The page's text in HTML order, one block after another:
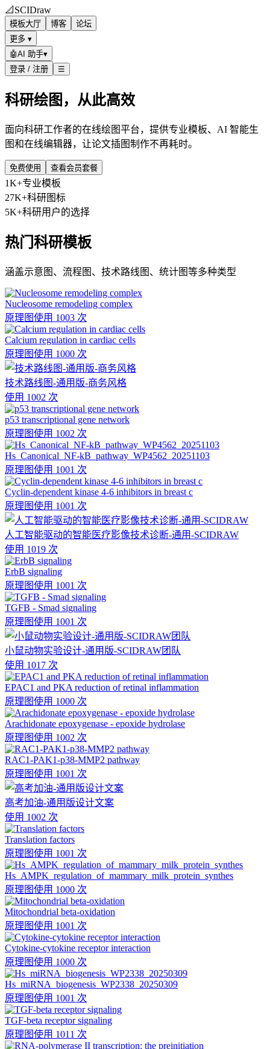
📐 SCIDraw
模板大厅 博客
论坛
更多 ▾
🤖AI 助手▾
登录 / 注册
☰
科研绘图，从此高效
面向科研工作者的在线绘图平台，提供专业模板、AI 智能生
图和在线编辑器，让论文插图制作不再耗时。
免费使用 查看会员套餐
1K+专业模板
27K+科研图标
5K+科研用户的选择
热门科研模板
涵盖示意图、流程图、技术路线图、统计图等多种类型
Nucleosome remodeling complex
原理图使用 1003 次
Calcium regulation in cardiac cells
原理图使用 1000 次
技术路线图-通用版-商务风格
使用 1002 次
p53 transcriptional gene network
原理图使用 1002 次
Hs_Canonical_NF-kB_pathway_WP4562_20251103
原理图使用 1001 次
Cyclin-dependent kinase 4-6 inhibitors in breast c
原理图使用 1001 次
人工智能驱动的智能医疗影像技术诊断-通用-SCIDRAW
使用 1019 次
ErbB signaling
原理图使用 1001 次
TGFB - Smad signaling
原理图使用 1001 次
小鼠动物实验设计-通用版-SCIDRAW团队
使用 1017 次
EPAC1 and PKA reduction of retinal inflammation
原理图使用 1000 次
Arachidonate epoxygenase - epoxide hydrolase
原理图使用 1002 次
RAC1-PAK1-p38-MMP2 pathway
原理图使用 1001 次
高考加油-通用版设计文案
使用 1002 次
Translation factors
原理图使用 1001 次
Hs_AMPK_regulation_of_mammary_milk_protein_synthes
原理图使用 1000 次
Mitochondrial beta-oxidation
原理图使用 1001 次
Cytokine-cytokine receptor interaction
原理图使用 1000 次
Hs_miRNA_biogenesis_WP2338_20250309
原理图使用 1001 次
TGF-beta receptor signaling
原理图使用 1011 次